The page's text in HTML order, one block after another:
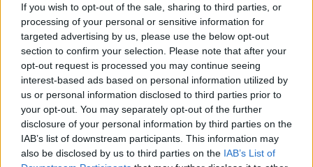
If you wish to opt-out of the sale, sharing to third parties, or
processing of your personal or sensitive information for
targeted advertising by us, please use the below opt-out
section to confirm your selection. Please note that after your
opt-out request is processed you may continue seeing
interest-based ads based on personal information utilized by
us or personal information disclosed to third parties prior to
your opt-out. You may separately opt-out of the further
disclosure of your personal information by third parties on the
IAB’s list of downstream participants. This information may
also be disclosed by us to third parties on the IAB’s List of
άλματα που ήθελε (8.30μ, 8.29μ, 8.24μ, 8.32μ) για να
πάρει από νωρίς... κεφάλι στη μάχη για το χρυσό,
στην 3η του συμμετοχή σε Παγκόσμιο (2017 στο
Λονδίνο και 2019 στη Ντόχα οι δύο προηγούμενες).
Ο Τεντόγλου ταξίδεψε στο Γιουτζίν με φετινό
ρεκόρ 8.36 μ. στη θερινή και 8.55 μ. στη χειμερινή
σεζόν κι όπως αποδείχθηκε και σήμερα χρειαζόταν